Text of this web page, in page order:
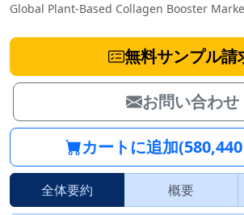
Global Plant-Based Collagen Booster
無料サンプル請
お問い合わせ
カートに追加
全体要約 概要